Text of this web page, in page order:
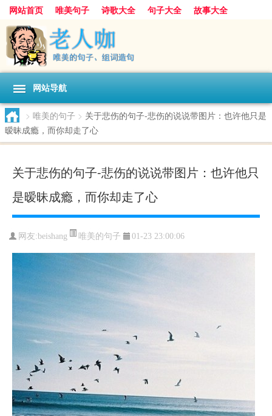
网站首页 唯美句子 诗歌大全 句子大全
故事大全
人生感悟
其他美文 美文欣赏
感人故事
句子分类
网站导航
> 唯美的句子 > 关于悲伤的句子-悲伤的说说带图片：也许他只是
暧昧成瘾，而你却走了心
关于悲伤的句子-悲伤的说说带图片：也许他只
是暧昧成瘾，而你却走了心
网友:beishang 唯美的句子 01-23 23:00:06